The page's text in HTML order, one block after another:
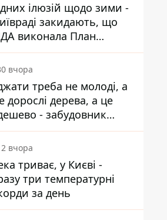
ілюзій щодо зими -
закидають, що
виконала План
на 20%
вчора
треба не молоді, а
дорослі дерева, а це
- забудовник
вчора
триває, у Києві -
три температурні
за день